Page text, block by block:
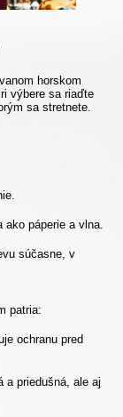
horskom
výbere sa riaďte
sa stretnete.
ako páperie a vlna.
súčasne, v
patria:
ochranu pred
a priedušná, ale aj